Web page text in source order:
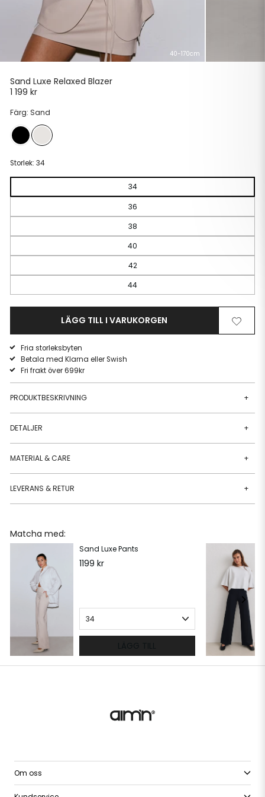
40-170cm
Sand Luxe Relaxed Blazer
1 199 kr
Färg: Sand
Storlek: 34
34
36
38
40
42
44
LÄGG TILL I VARUKORGEN
Lägg
till
Ta
bort
Fria storleksbyten
Betala med Klarna eller Swish
Fri frakt över 699kr
PRODUKTBESKRIVNING +
DETALJER +
MATERIAL & CARE +
LEVERANS & RETUR +
Matcha med:
Sand Luxe Pants
1199 kr
Om oss